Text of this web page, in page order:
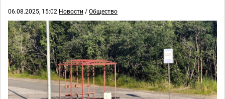
06.08.2025, 15:02 Новости /Общество